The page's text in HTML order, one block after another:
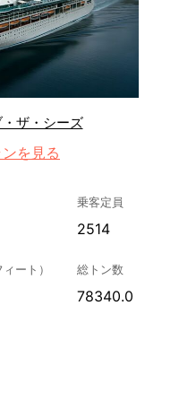
ザ・シーズ
を見る
乗客定員
2514
ート） 総トン数
78340.0